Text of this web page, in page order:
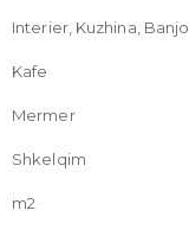
Interier, Kuzhina, Banjo
Kafe
Mermer
Shkelqim
m2